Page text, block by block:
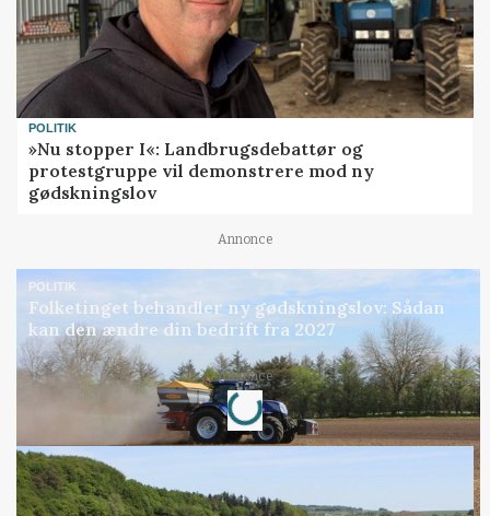
POLITIK
»Nu stopper I«: Landbrugsdebattør og
protestgruppe vil demonstrere mod ny
gødskningslov
Annonce
POLITIK
Folketinget behandler ny gødskningslov: Sådan
kan den ændre din bedrift fra 2027
Annonce
Loading...